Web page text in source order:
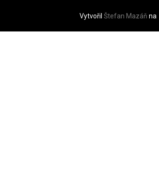
Vytvořil Štefan Mazáň na